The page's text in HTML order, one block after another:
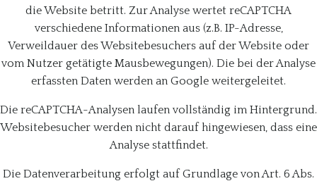
die Website betritt. Zur Analyse wertet reCAPTCHA
verschiedene Informationen aus (z.B. IP-Adresse,
Verweildauer des Websitebesuchers auf der Website oder
vom Nutzer getätigte Mausbewegungen). Die bei der Analyse
erfassten Daten werden an Google weitergeleitet.
Die reCAPTCHA-Analysen laufen vollständig im Hintergrund.
Websitebesucher werden nicht darauf hingewiesen, dass eine
Analyse stattfindet.
Die Datenverarbeitung erfolgt auf Grundlage von Art. 6 Abs.